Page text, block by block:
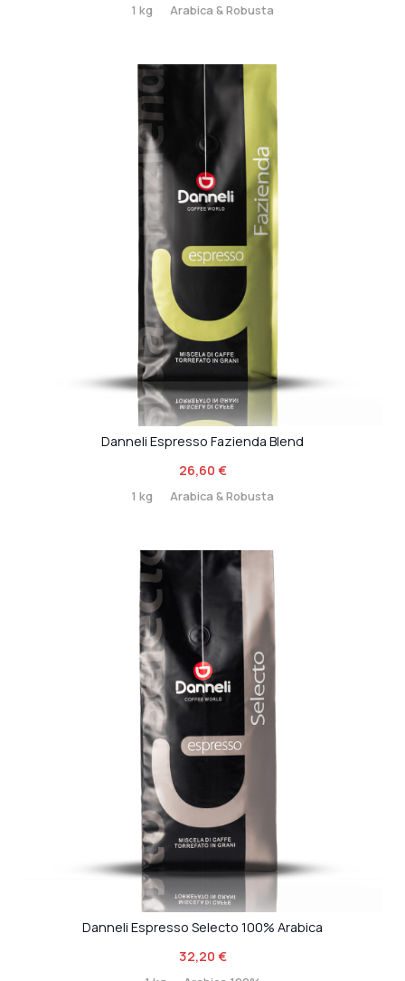
1 kg Arabica & Robusta
Danneli Espresso Fazienda Blend
26,60 €
1 kg Arabica & Robusta
Danneli Espresso Selecto 100% Arabica
32,20 €